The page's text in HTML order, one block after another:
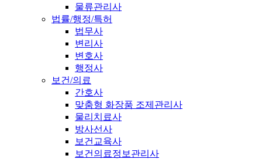
물류관리사
법률/행정/특허
법무사
변리사
변호사
행정사
보건/의료
간호사
맞춤형 화장품 조제관리사
물리치료사
방사선사
보건교육사
보건의료정보관리사